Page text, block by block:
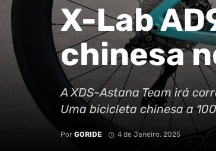
X-Lab
chinesa
A XDS-Astana Team irá
Uma bicicleta chinesa a
Por GORIDE 4 de Janeiro, 2025